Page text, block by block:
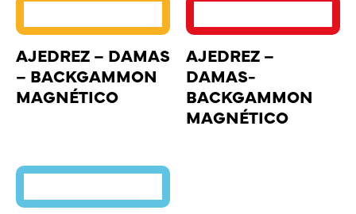
AJEDREZ – DAMAS
– BACKGAMMON
MAGNÉTICO
AJEDREZ –
DAMAS-
BACKGAMMON
MAGNÉTICO